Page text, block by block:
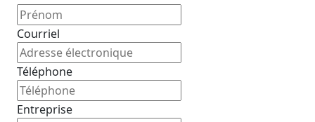
Courriel
Téléphone
Entreprise